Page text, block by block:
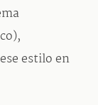
estilo en